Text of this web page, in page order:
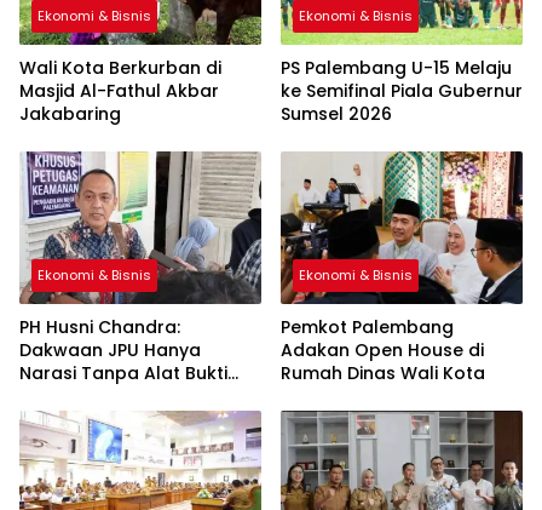
Ekonomi & Bisnis
Wali Kota Berkurban di
Masjid Al-Fathul Akbar
Jakabaring
Ekonomi & Bisnis
PS Palembang U-15 Melaju
ke Semifinal Piala Gubernur
Sumsel 2026
Ekonomi & Bisnis
PH Husni Chandra:
Dakwaan JPU Hanya
Narasi Tanpa Alat Bukti
Ekonomi & Bisnis
Pemkot Palembang
Adakan Open House di
Rumah Dinas Wali Kota